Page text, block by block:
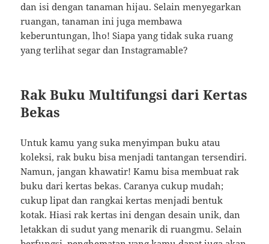
dan isi dengan tanaman hijau. Selain menyegarkan
ruangan, tanaman ini juga membawa
keberuntungan, lho! Siapa yang tidak suka ruang
yang terlihat segar dan Instagramable?
Rak Buku Multifungsi dari Kertas
Bekas
Untuk kamu yang suka menyimpan buku atau
koleksi, rak buku bisa menjadi tantangan tersendiri.
Namun, jangan khawatir! Kamu bisa membuat rak
buku dari kertas bekas. Caranya cukup mudah;
cukup lipat dan rangkai kertas menjadi bentuk
kotak. Hiasi rak kertas ini dengan desain unik, dan
letakkan di sudut yang menarik di ruangmu. Selain